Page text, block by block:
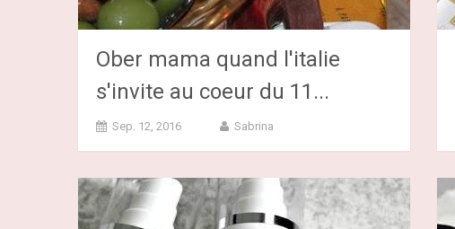
Ober mama quand l'italie
s'invite au coeur du 11...
Sep. 12, 2016 Sabrina